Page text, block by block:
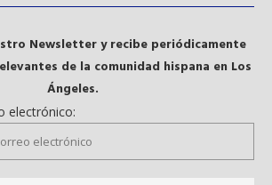
Newsletter y recibe periódicamente
de la comunidad hispana en Los
Ángeles.
electrónico: